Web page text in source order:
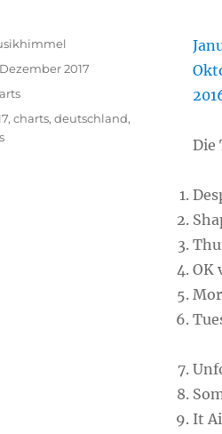
Die
OK
It
Dezember 2017
, charts, deutschland,